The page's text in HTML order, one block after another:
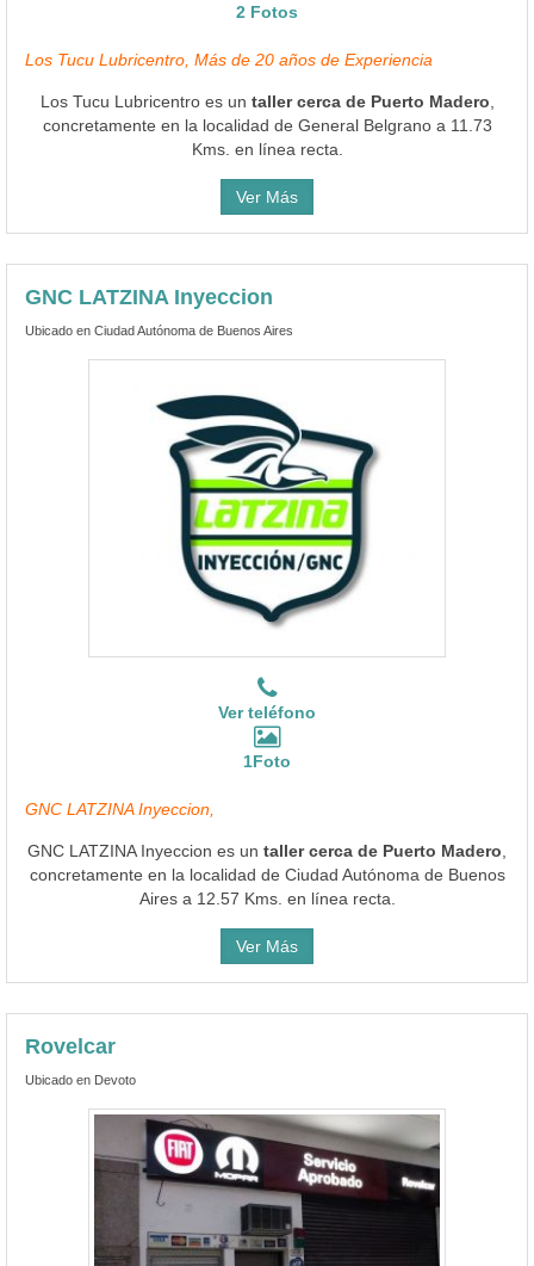
2 Fotos
Los Tucu Lubricentro, Más de 20 años de Experiencia
Los Tucu Lubricentro es un taller cerca de Puerto Madero
concretamente en la localidad de General Belgrano a 11.73
Kms. en línea recta.
Ver Más
GNC LATZINA Inyeccion
Ubicado en Ciudad Autónoma de Buenos Aires
Ver teléfono
1Foto
GNC LATZINA Inyeccion,
GNC LATZINA Inyeccion es un taller cerca de Puerto Madero
concretamente en la localidad de Ciudad Autónoma de Buenos
Aires a 12.57 Kms. en línea recta.
Ver Más
Rovelcar
Ubicado en Devoto